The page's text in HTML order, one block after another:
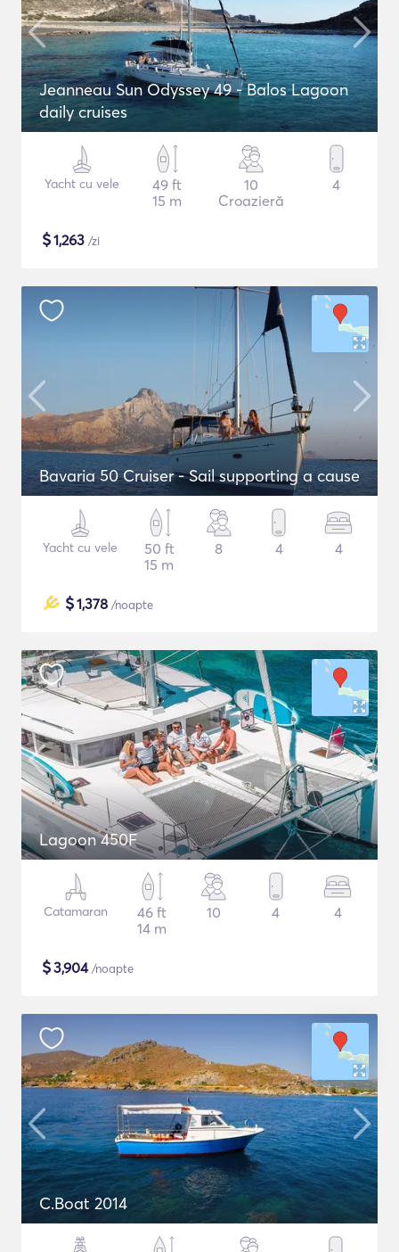
Jeanneau Sun Odyssey 49 - Balos Lagoon
daily cruises
Yacht cu vele
49 ft
15 m
10
Croazieră
4
$1,263 /zi
Bavaria 50 Cruiser - Sail supporting a cause
Yacht cu vele
50 ft
15 m
8 4 4
$1,378 /noapte
Lagoon 450F
Catamaran
46 ft
14 m
10 4 4
$3,904/noapte
C.Boat 2014